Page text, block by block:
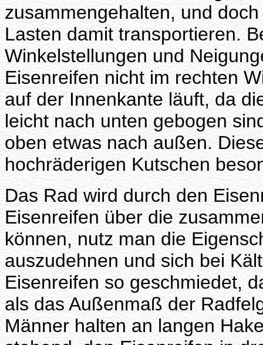
zusammengehalten, und
Lasten damit transportieren.
Winkelstellungen und
Eisenreifen nicht im rechten
auf der Innenkante läuft, da
leicht nach unten gebogen
oben etwas nach außen.
hochräderigen Kutschen
Das Rad wird durch den
Eisenreifen über die
können, nutz man die
auszudehnen und sich bei
Eisenreifen so geschmiedet,
als das Außenmaß der
Männer halten an langen